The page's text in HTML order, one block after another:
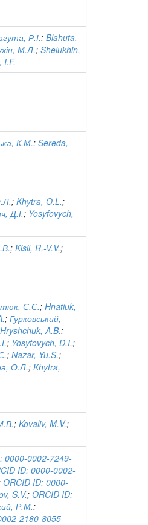
Р.І.; Blahuta,
М.Л.; Shelukhin,
I.F.
К.М.; Sereda,
; Khytra, O.L.;
Д.І.; Yosyfovych,
; Kisil, R.-V.V.;
С.С.; Hnatiuk,
; Гурковський,
Hryshchuk, A.B.;
; Yosyfovych, D.I.;
; Nazar, Yu.S.;
О.Л.; Khytra,
; Kovaliv, M.V.;
0000-0002-7249-
ID: 0000-0002-
ORCID ID: 0000-
S.V.; ORCID ID:
Р.М.;
2180-8055